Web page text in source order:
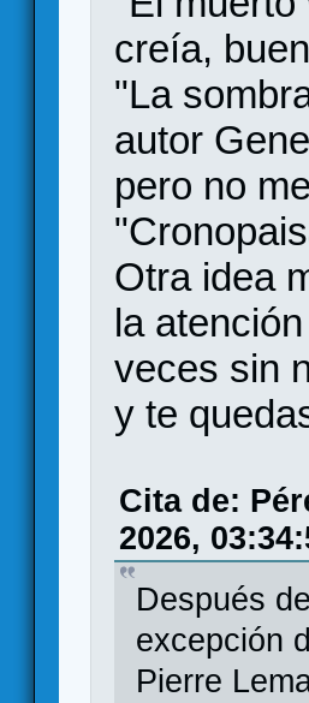
creía,
"La
autor
pero no
Otra idea
la
veces sin
y te
Cita de:
2026,
Después
excepción
Pierre